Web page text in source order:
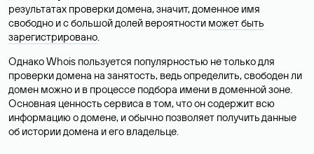
результатах проверки домена, значит, доменное имя
свободно и с большой долей вероятности может быть
зарегистрировано.
Однако Whois пользуется популярностью не только для
проверки домена на занятость, ведь определить, свободен ли
домен можно и в процессе подбора имени в доменной зоне.
Основная ценность сервиса в том, что он содержит всю
информацию о домене, и обычно позволяет получить данные
об истории домена и его владельце.